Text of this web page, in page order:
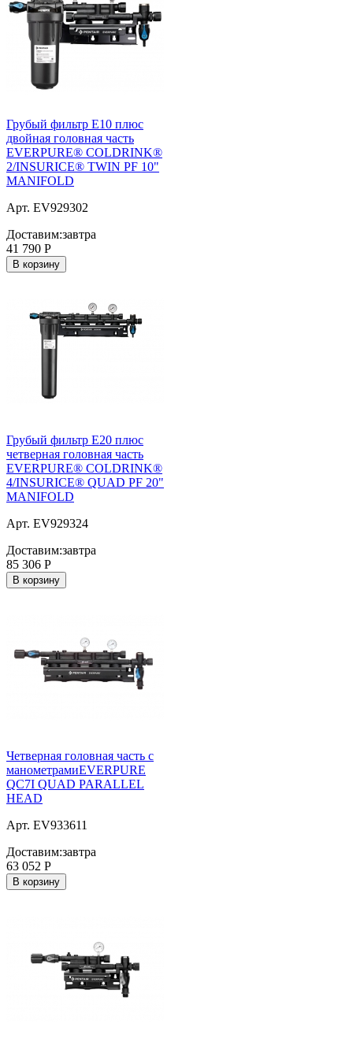
Грубый фильтр E10 плюс
двойная головная часть
EVERPURE® COLDRINK®
2/INSURICE® TWIN PF 10"
MANIFOLD
Арт. EV929302
Доставим:завтра
41 790 Р
В корзину
Грубый фильтр E20 плюс
четверная головная часть
EVERPURE® COLDRINK®
4/INSURICE® QUAD PF 20"
MANIFOLD
Арт. EV929324
Доставим:завтра
85 306 Р
В корзину
Четверная головная часть с
манометрамиEVERPURE
QC7I QUAD PARALLEL
HEAD
Арт. EV933611
Доставим:завтра
63 052 Р
В корзину